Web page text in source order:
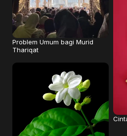
Problem Umum bagi Murid
Thariqat